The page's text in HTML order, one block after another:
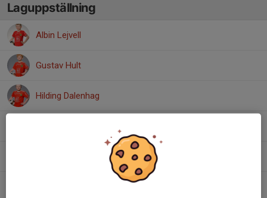
Laguppställning
Albin Lejvell
Gustav Hult
Hilding Dalenhag